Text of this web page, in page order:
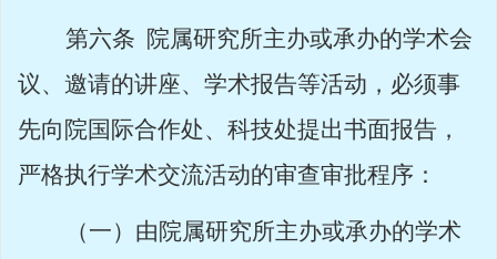
第六条 院属研究所主办或承办的学术会
议、邀请的讲座、学术报告等活动，必须事
先向院国际合作处、科技处提出书面报告，
严格执行学术交流活动的审查审批程序：
（一）由院属研究所主办或承办的学术